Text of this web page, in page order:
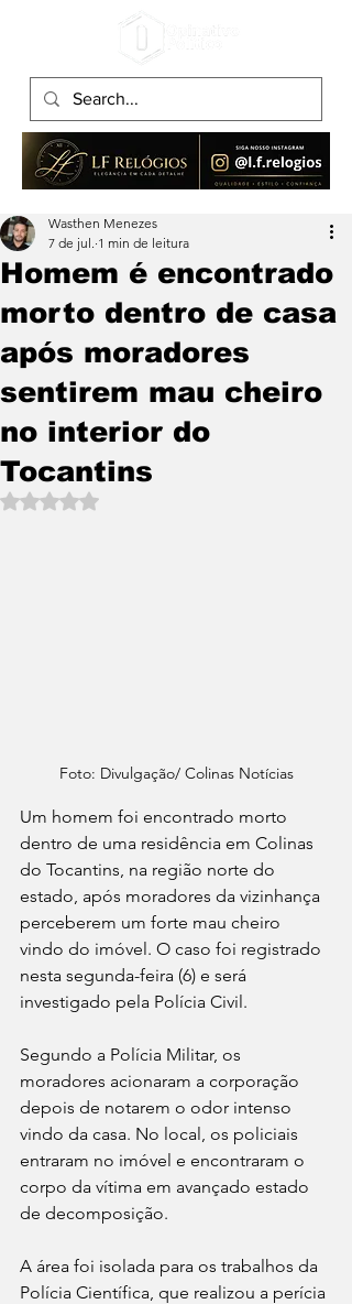
Homem é encontrado
morto dentro de casa
após moradores
sentirem mau cheiro
no interior do
Tocantins
Wasthen Menezes
7 de jul. 1 min de leitura
Avaliado com NaN de 5 estrelas.
Foto: Divulgação/ Colinas Notícias
Um homem foi encontrado morto
dentro de uma residência em Colinas
do Tocantins, na região norte do
estado, após moradores da vizinhança
perceberem um forte mau cheiro
vindo do imóvel. O caso foi registrado
nesta segunda-feira (6) e será
investigado pela Polícia Civil.
Segundo a Polícia Militar, os
moradores acionaram a corporação
depois de notarem o odor intenso
vindo da casa. No local, os policiais
entraram no imóvel e encontraram o
corpo da vítima em avançado estado
de decomposição.
A área foi isolada para os trabalhos da
Polícia Científica, que realizou a perícia